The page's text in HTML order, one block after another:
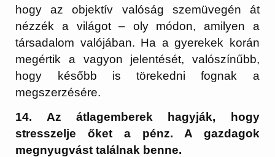
hogy az objektív valóság szemüvegén át
nézzék a világot – oly módon, amilyen a
társadalom valójában. Ha a gyerekek korán
megértik a vagyon jelentését, valószínűbb,
hogy később is törekedni fognak a
megszerzésére.
14. Az átlagemberek hagyják, hogy
stresszelje őket a pénz. A gazdagok
megnyugvást találnak benne.